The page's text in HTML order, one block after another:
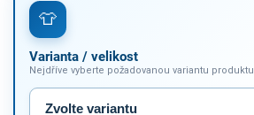
Varianta / velikost
Nejdříve vyberte požadovanou variantu produktu